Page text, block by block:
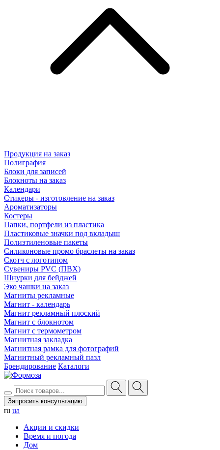
Продукция на заказ
Полиграфия
Блоки для записей
Блокноты на заказ
Календари
Стикеры - изготовление на заказ
Ароматизаторы
Костеры
Папки, портфели из пластика
Пластиковые значки под вкладыш
Полиэтиленовые пакеты
Силиконовые промо браслеты на заказ
Скотч с логотипом
Сувениры PVC (ПВХ)
Шнурки для бейджей
Эко чашки на заказ
Магниты рекламные
Магнит - календарь
Магнит рекламный плоский
Магнит с блокнотом
Магнит с термометром
Магнитная закладка
Магнитная рамка для фотографий
Магнитный рекламный пазл
Брендирование Каталоги
Запросить консультацию
ru ua
Акции и скидки
Время и погода
Дом